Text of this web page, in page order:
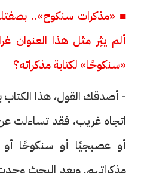
■ «مذكرات سنكوح»..
ألم يثِر مثل هذا العنوان
«سنكوحًا» لكتابة مذكراته؟
- أصدقك القول، هذا الكتاب
اتجاه غريب، فقد تساءلت
أو عصبجيًا أو سنكوحًا